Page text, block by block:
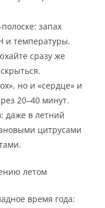
запах
и температуры.
сразу же
но и «сердце» и
20–40 минут.
даже в летний
цитрусами
летом
время года: